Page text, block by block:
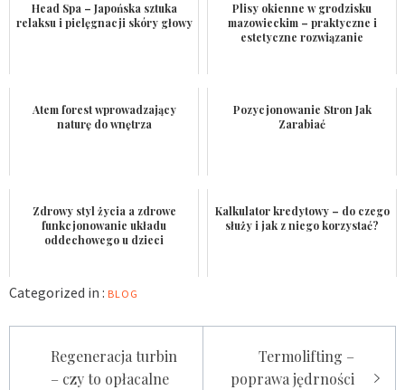
Head Spa – Japońska sztuka
relaksu i pielęgnacji skóry głowy
Plisy okienne w grodzisku
mazowieckim – praktyczne i
estetyczne rozwiązanie
Atem forest wprowadzający
naturę do wnętrza
Pozycjonowanie Stron Jak
Zarabiać
Zdrowy styl życia a zdrowe
funkcjonowanie układu
oddechowego u dzieci
Kalkulator kredytowy – do czego
służy i jak z niego korzystać?
Categorized in : BLOG
wpisuRegeneracja turbin
– czy to opłacalne
Termolifting –
poprawa jędrności